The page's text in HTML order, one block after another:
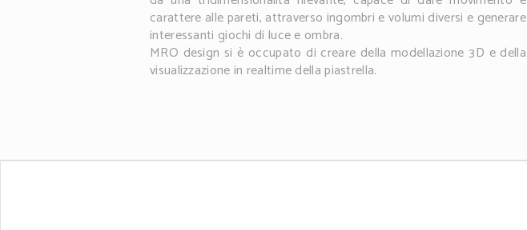
carattere alle pareti, attraverso ingombri e volumi diversi e generare
interessanti giochi di luce e ombra.
MRO design si è occupato di creare della modellazione 3D e della
visualizzazione in realtime della piastrella.